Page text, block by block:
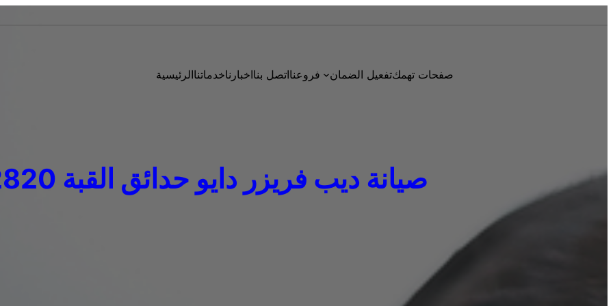
الرئيسيةخدماتنااخبارنااتصل بنافروعنا تفعيل الضمانصفحات تهمك
صيانة ديب فريزر دايو حدائق القبة 0235682820